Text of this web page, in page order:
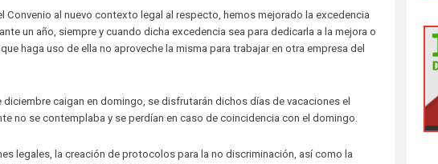
Convenio al nuevo contexto legal al respecto, hemos mejorado la excedencia
un año, siempre y cuando dicha excedencia sea para dedicarla a la mejora o
haga uso de ella no aproveche la misma para trabajar en otra empresa del
caigan en domingo, se disfrutarán dichos días de vacaciones el
no se contemplaba y se perdían en caso de coincidencia con el domingo.
legales, la creación de protocolos para la no discriminación, así como la